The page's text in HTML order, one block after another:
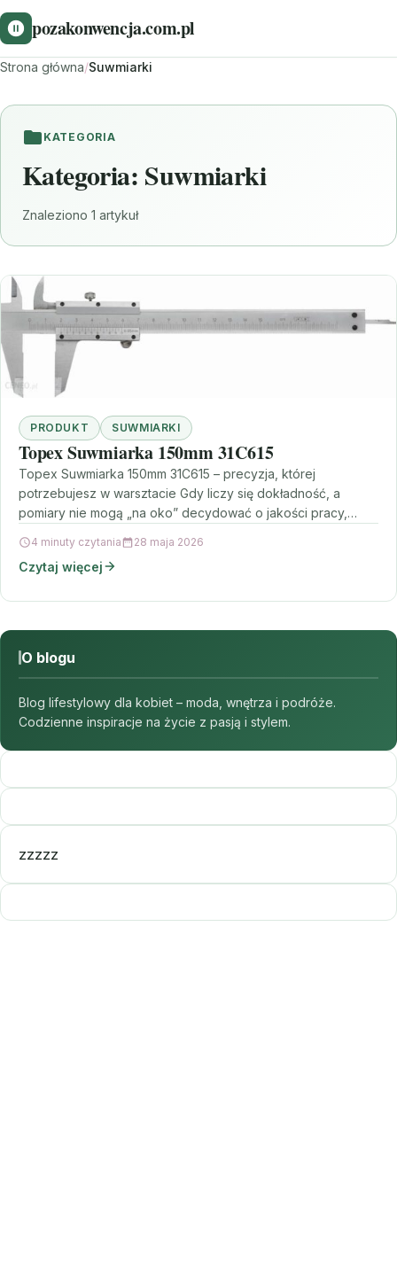
pozakonwencja.com.pl
Strona główna/Suwmiarki
KATEGORIA
Kategoria: Suwmiarki
Znaleziono 1 artykuł
PRODUKT SUWMIARKI
Topex Suwmiarka 150mm 31C615
Topex Suwmiarka 150mm 31C615 – precyzja, której
potrzebujesz w warsztacie Gdy liczy się dokładność, a
pomiary nie mogą „na oko” decydować o jakości pracy,…
4 minuty czytania 28 maja 2026
Czytaj więcej
O blogu
Blog lifestylowy dla kobiet – moda, wnętrza i podróże.
Codzienne inspiracje na życie z pasją i stylem.
zzzzz